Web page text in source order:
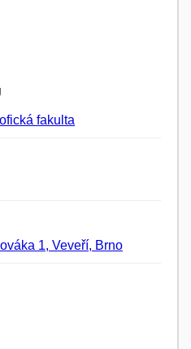
fakulta
1, Veveří, Brno